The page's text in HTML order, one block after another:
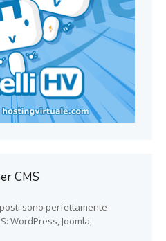
CMS
sono perfettamente
WordPress, Joomla,